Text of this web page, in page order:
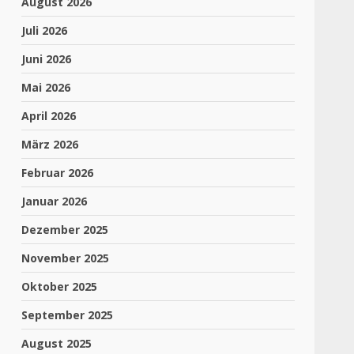
Juli 2026
Juni 2026
Mai 2026
April 2026
März 2026
Februar 2026
Januar 2026
Dezember 2025
November 2025
Oktober 2025
September 2025
August 2025